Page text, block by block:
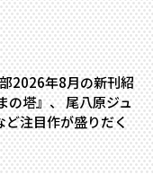
2026年8月の新刊紹
の塔』、 尾八原ジュ
注目作が盛りだく